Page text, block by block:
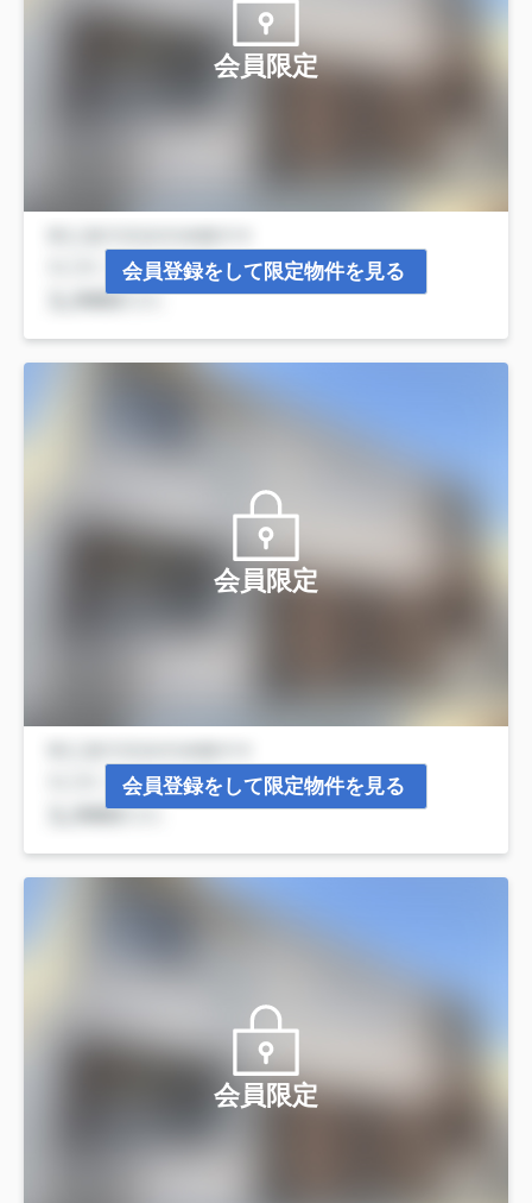
会員限定
会員登録をして限定物件を見る
会員限定
会員登録をして限定物件を見る
会員限定